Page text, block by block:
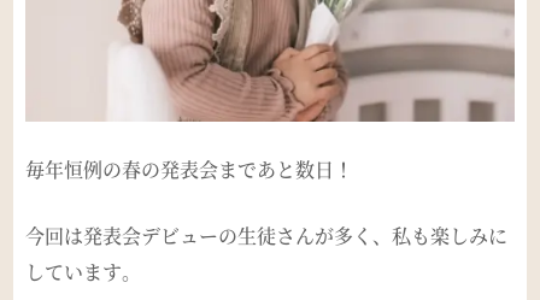
毎年恒例の春の発表会まであと数日！
今回は発表会デビューの生徒さんが多く、私も楽しみに
しています。